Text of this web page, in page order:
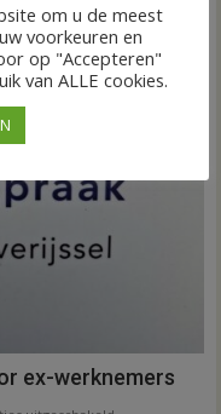
ex-werknemers
om u de meest
voorkeuren en
op "Accepteren"
van ALLE cookies.